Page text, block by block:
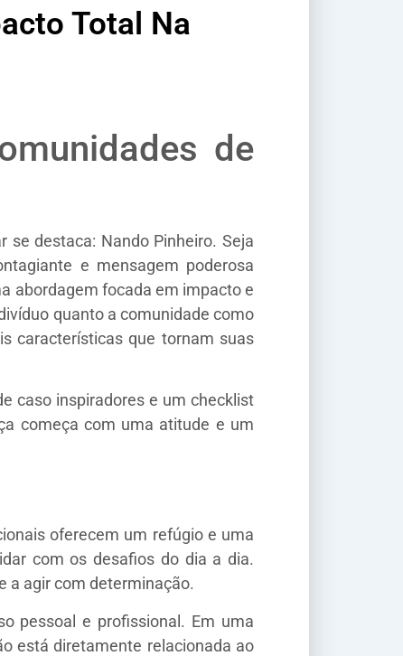
Total Na
de
destaca: Nando Pinheiro. Seja
e mensagem poderosa
abordagem focada em impacto e
quanto a comunidade como
características que tornam suas
caso inspiradores e um checklist
começa com uma atitude e um
oferecem um refúgio e uma
com os desafios do dia a dia.
a agir com determinação.
pessoal e profissional. Em uma
está diretamente relacionada ao